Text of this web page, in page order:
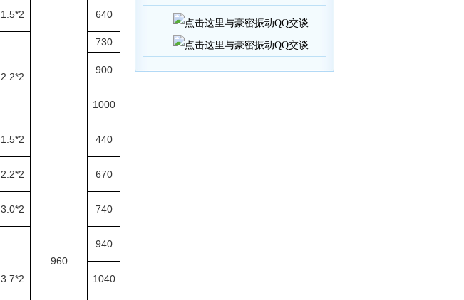
1.5*2 640
2.2*2
730
900
1000
1.5*2
960
440
2.2*2 670
3.0*2 740
3.7*2
940
1040